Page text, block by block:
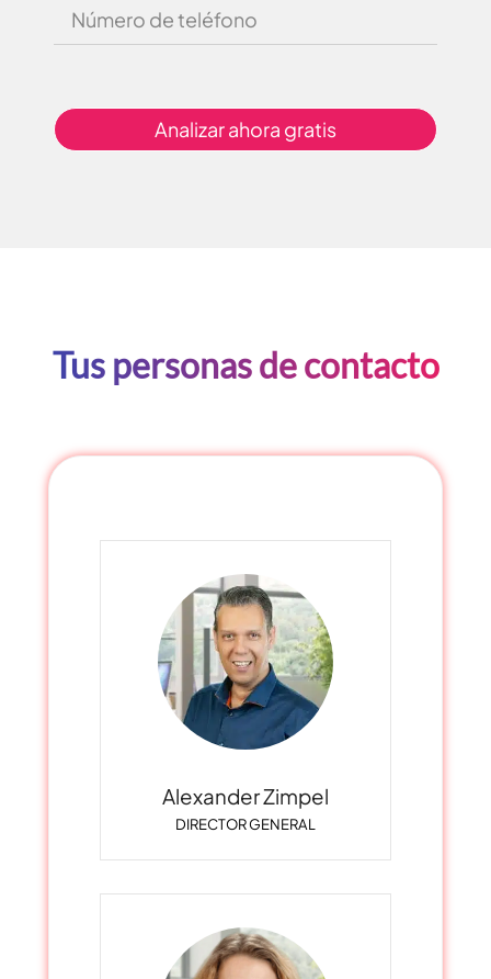
Analizar ahora gratis
Tus personas de contacto
Alexander Zimpel
DIRECTOR GENERAL